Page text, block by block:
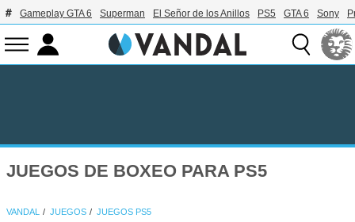
Gameplay GTA 6 Superman El Señor de los Anillos PS5 GTA 6 Sony
JUEGOS DE BOXEO PARA PS5
VANDAL JUEGOS JUEGOS PS5